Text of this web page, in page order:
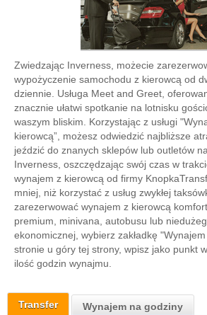
Transfer Wynajem na godziny
Zwiedzając Inverness, możecie
wypożyczenie samochodu z kierowcą od
dziennie. Usługa Meet and Greet,
znacznie ułatwi spotkanie na lotnisku
waszym bliskim. Korzystając z usługi
kierowcą”, możesz odwiedzić najbliższe
jeździć do znanych sklepów lub outletów
Inverness, oszczędzając swój czas w
wynajem z kierowcą od firmy
mniej, niż korzystać z usług zwykłej
zarezerwować wynajem z kierowcą
premium, minivana, autobusu lub
ekonomicznej, wybierz zakładkę
stronie u góry tej strony, wpisz jako punkt
ilość godzin wynajmu.